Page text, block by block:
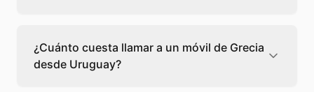
cuesta 0,32 €/min con Teléfono Global. Verás
el precio exacto antes de marcar para que
sepas qué vas a gastar.
¿Cuánto cuesta llamar a un móvil de Grecia
desde Uruguay?